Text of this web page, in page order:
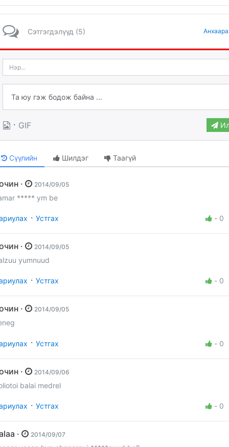
Сэтгэгдэлүүд (5)
· GIF
Сүүлийн Шилдэг Таагүй
Зочин · 2014/09/05
***** ym be
· Устгах - 0
Зочин · 2014/09/05
yumnuud
· Устгах - 0
Зочин · 2014/09/05
· Устгах - 0
Зочин · 2014/09/06
balai medrel
· Устгах - 0
galaa · 2014/09/07